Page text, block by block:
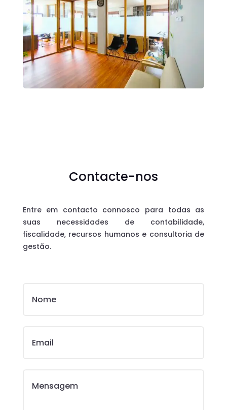
Contacte-nos
Entre em contacto connosco para todas as
suas necessidades de contabilidade,
fiscalidade, recursos humanos e consultoria de
gestão.